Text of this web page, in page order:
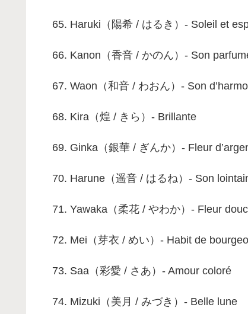
Haruki（陽希 / はるき）- Soleil et
Kanon（香音 / かのん）- Son
Waon（和音 / わおん）- Son
Kira（煌 / きら）- Brillante
Ginka（銀華 / ぎんか）- Fleur
Harune（遥音 / はるね）- Son
Yawaka（柔花 / やわか）- Fleur
Mei（芽衣 / めい）- Habit de
Saa（彩愛 / さあ）- Amour coloré
Mizuki（美月 / みづき）- Belle lune